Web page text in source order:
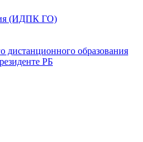
(ИДПК ГО)
дистанционного образования
РБ